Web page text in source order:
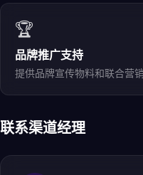
🏆
品牌推广支持
提供品牌宣传物料和联合营
联系渠道经理